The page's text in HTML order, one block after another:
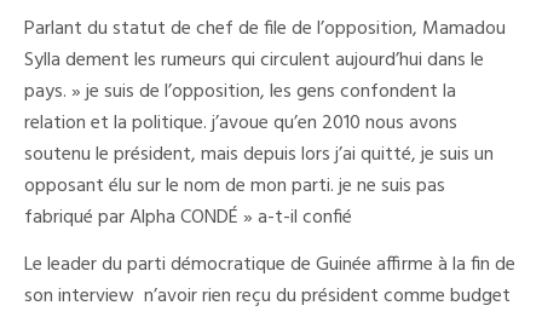
Parlant du statut de chef de file de l’opposition, Mamadou
Sylla dement les rumeurs qui circulent aujourd’hui dans le
pays. » je suis de l’opposition, les gens confondent la
relation et la politique. j’avoue qu’en 2010 nous avons
soutenu le président, mais depuis lors j’ai quitté, je suis un
opposant élu sur le nom de mon parti. je ne suis pas
fabriqué par Alpha CONDÉ » a-t-il confié
Le leader du parti démocratique de Guinée affirme à la fin de
son interview n’avoir rien reçu du président comme budget